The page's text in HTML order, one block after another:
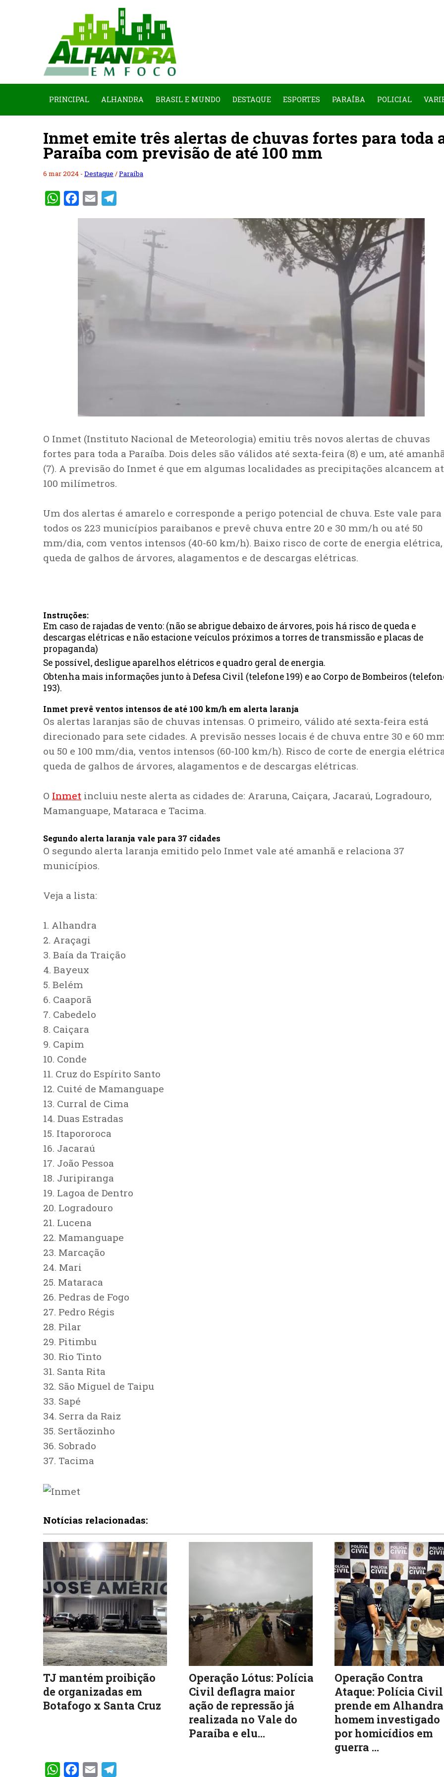
PRINCIPAL ALHANDRA BRASIL E MUNDO DESTAQUE ESPORTES PARAÍBA POLICIAL
Inmet emite três alertas de chuvas fortes para toda
Paraíba com previsão de até 100 mm
6 mar 2024 -Destaque /Paraíba
WhatsAppFacebook
Email
O Inmet (Instituto Nacional de Meteorologia) emitiu três novos alertas de chuvas
fortes para toda a Paraíba. Dois deles são válidos até sexta-feira (8) e um, até
(7). A previsão do Inmet é que em algumas localidades as precipitações alcancem
100 milímetros.
Um dos alertas é amarelo e corresponde a perigo potencial de chuva. Este vale para
todos os 223 municípios paraibanos e prevê chuva entre 20 e 30 mm/h ou até 50
mm/dia, com ventos intensos (40-60 km/h). Baixo risco de corte de energia elétrica,
queda de galhos de árvores, alagamentos e de descargas elétricas.
Instruções:
Em caso de rajadas de vento: (não se abrigue debaixo de árvores, pois há risco de queda e
descargas elétricas e não estacione veículos próximos a torres de transmissão e placas de
propaganda)
Se possível, desligue aparelhos elétricos e quadro geral de energia.
Obtenha mais informações junto à Defesa Civil (telefone 199) e ao Corpo de Bombeiros
193).
Inmet prevê ventos intensos de até 100 km/h em alerta laranja
Os alertas laranjas são de chuvas intensas. O primeiro, válido até sexta-feira está
direcionado para sete cidades. A previsão nesses locais é de chuva entre 30 e 60
ou 50 e 100 mm/dia, ventos intensos (60-100 km/h). Risco de corte de energia
queda de galhos de árvores, alagamentos e de descargas elétricas.
O Inmet incluiu neste alerta as cidades de: Araruna, Caiçara, Jacaraú, Logradouro,
Mamanguape, Mataraca e Tacima.
Segundo alerta laranja vale para 37 cidades
O segundo alerta laranja emitido pelo Inmet vale até amanhã e relaciona 37
municípios.
Veja a lista:
1. Alhandra
2. Araçagi
3. Baía da Traição
4. Bayeux
5. Belém
6. Caaporã
7. Cabedelo
8. Caiçara
9. Capim
10. Conde
11. Cruz do Espírito Santo
12. Cuité de Mamanguape
13. Curral de Cima
14. Duas Estradas
15. Itapororoca
16. Jacaraú
17. João Pessoa
18. Juripiranga
19. Lagoa de Dentro
20. Logradouro
21. Lucena
22. Mamanguape
23. Marcação
24. Mari
25. Mataraca
26. Pedras de Fogo
27. Pedro Régis
28. Pilar
29. Pitimbu
30. Rio Tinto
31. Santa Rita
32. São Miguel de Taipu
33. Sapé
34. Serra da Raiz
35. Sertãozinho
36. Sobrado
37. Tacima
Notícias relacionadas:
TJ mantém proibição
de organizadas em
Botafogo x Santa Cruz
Operação Lótus: Polícia
Civil deflagra maior
ação de repressão já
realizada no Vale do
Paraíba e elu...
Operação Contra
Ataque: Polícia Civil
prende em Alhandra
homem investigado
por homicídios em
guerra ...
WhatsAppFacebook
Email